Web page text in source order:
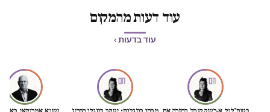
עוד דעות מהמקום
עוד בדעות ›